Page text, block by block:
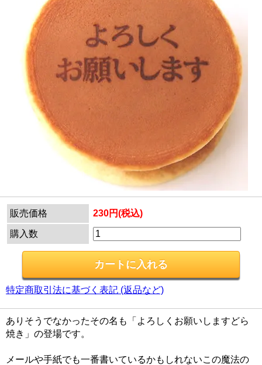
販売価格 230円(税込)
購入数
特定商取引法に基づく表記 (返品など)
ありそうでなかったその名も「よろしくお願いしますどら
焼き」の登場です。
メールや手紙でも一番書いているかもしれないこの魔法の